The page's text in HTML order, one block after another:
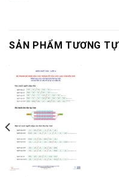
SẢN PHẨM TƯƠNG TỰ